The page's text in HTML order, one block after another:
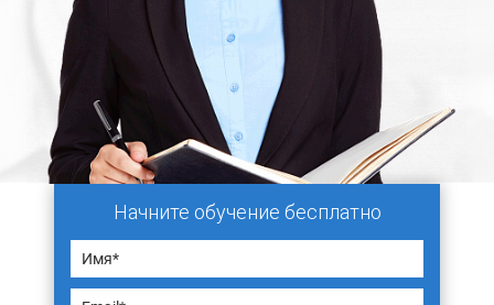
Начните обучение бесплатно